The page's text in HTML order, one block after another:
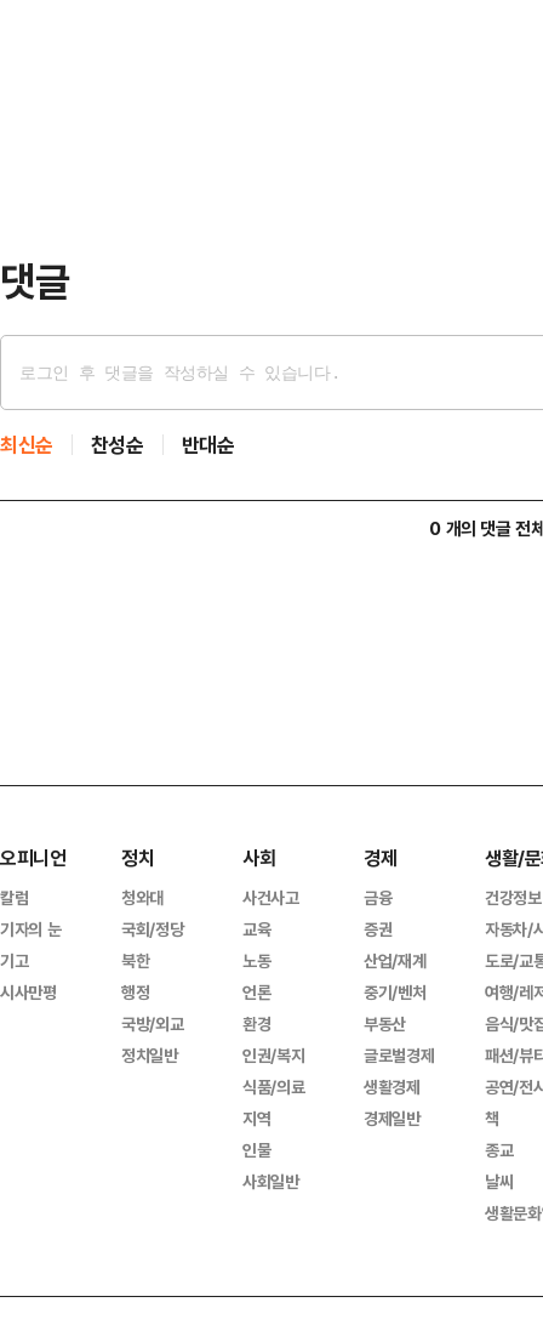
댓글
최신순 찬성순 반대순
0 개의 댓글 전
오피니언
칼럼
기자의 눈
기고
시사만평
정치
청와대
국회/정당
북한
행정
국방/외교
정치일반
사회
사건사고
교육
노동
언론
환경
인권/복지
식품/의료
지역
인물
사회일반
경제
금융
증권
산업/재계
중기/벤처
부동산
글로벌경제
생활경제
경제일반
생활/
건강정보
자동차/
도로/교
여행/레
음식/맛
패션/뷰
공연/전
책
종교
날씨
생활문